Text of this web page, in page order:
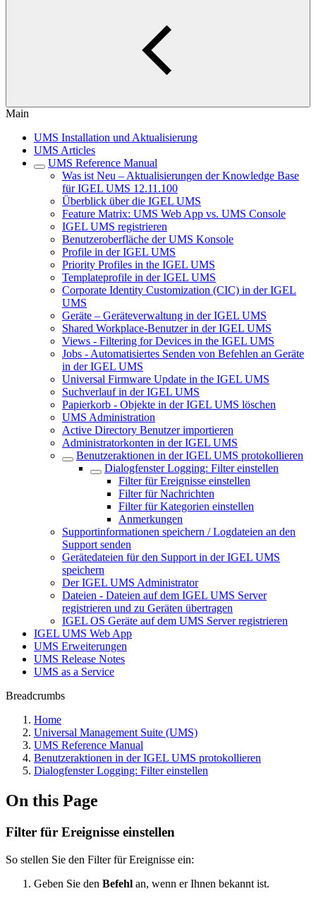
Main
UMS Installation und Aktualisierung
UMS Articles
UMS Reference Manual
Was ist Neu – Aktualisierungen der Knowledge Base
für IGEL UMS 12.11.100
Überblick über die IGEL UMS
Feature Matrix: UMS Web App vs. UMS Console
IGEL UMS registrieren
Benutzeroberfläche der UMS Konsole
Profile in der IGEL UMS
Priority Profiles in the IGEL UMS
Templateprofile in der IGEL UMS
Corporate Identity Customization (CIC) in der IGEL
UMS
Geräte – Geräteverwaltung in der IGEL UMS
Shared Workplace-Benutzer in der IGEL UMS
Views - Filtering for Devices in the IGEL UMS
Jobs - Automatisiertes Senden von Befehlen an Geräte
in der IGEL UMS
Universal Firmware Update in the IGEL UMS
Suchverlauf in der IGEL UMS
Papierkorb - Objekte in der IGEL UMS löschen
UMS Administration
Active Directory Benutzer importieren
Administratorkonten in der IGEL UMS
Benutzeraktionen in der IGEL UMS protokollieren
Dialogfenster Logging: Filter einstellen
Filter für Ereignisse einstellen
Filter für Nachrichten
Filter für Kategorien einstellen
Anmerkungen
Supportinformationen speichern / Logdateien an den
Support senden
Gerätedateien für den Support in der IGEL UMS
speichern
Der IGEL UMS Administrator
Dateien - Dateien auf dem IGEL UMS Server
registrieren und zu Geräten übertragen
IGEL OS Geräte auf dem UMS Server registrieren
IGEL UMS Web App
UMS Erweiterungen
UMS Release Notes
UMS as a Service
Breadcrumbs
Home
Universal Management Suite (UMS)
UMS Reference Manual
Benutzeraktionen in der IGEL UMS protokollieren
Dialogfenster Logging: Filter einstellen
On this Page
Filter für Ereignisse einstellen
So stellen Sie den Filter für Ereignisse ein:
Geben Sie den Befehl an, wenn er Ihnen bekannt ist.